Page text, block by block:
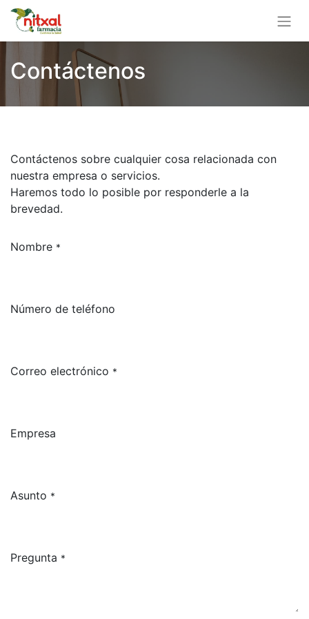
Contáctenos
Contáctenos sobre cualquier cosa relacionada con
nuestra empresa o servicios.
Haremos todo lo posible por responderle a la
brevedad.
Nombre *
Número de teléfono
Correo electrónico *
Empresa
Asunto *
Pregunta *